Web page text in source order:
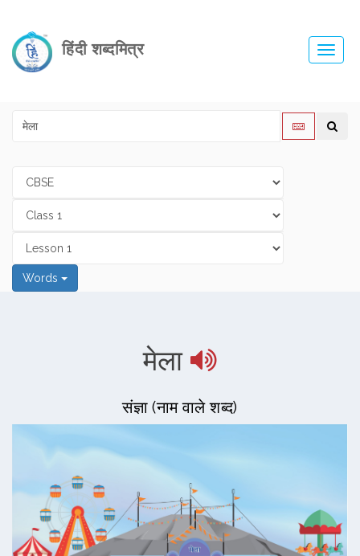
हिंदी शब्दमित्र
Words
मेला
संज्ञा (नाम वाले शब्द)